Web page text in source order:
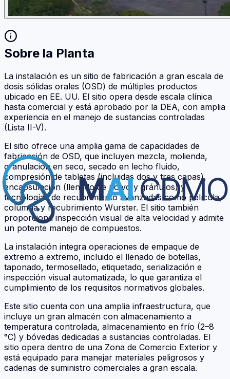
Sobre la Planta
La instalación es un sitio de fabricación a gran escala de
dosis sólidas orales (OSD) de múltiples productos
ubicado en EE. UU. El sitio opera desde escala clínica
hasta comercial y está aprobado por la DEA, con amplia
experiencia en el manejo de sustancias controladas
(Lista II-V).
El sitio ofrece una amplia gama de capacidades de
fabricación de OSD, que incluyen mezcla, molienda,
granulación en seco, secado en lecho fluido,
compresión de tabletas (incluidas dos y tres capas),
encapsulación (llenado de polvo y gránulos) y
tecnologías de recubrimiento avanzadas como película,
columna y recubrimiento Wurster. El sitio también
proporciona inspección visual de alta velocidad y admite
un potente manejo de compuestos.
La instalación integra operaciones de empaque de
extremo a extremo, incluido el llenado de botellas,
taponado, termosellado, etiquetado, serialización e
inspección visual automatizada, lo que garantiza el
cumplimiento de los requisitos normativos globales.
Este sitio cuenta con una amplia infraestructura, que
incluye un gran almacén con almacenamiento a
temperatura controlada, almacenamiento en frío (2–8
°C) y bóvedas dedicadas a sustancias controladas. El
sitio opera dentro de una Zona de Comercio Exterior y
está equipado para manejar materiales peligrosos y
cadenas de suministro comerciales a gran escala.